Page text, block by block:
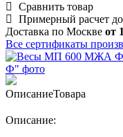
Сравнить товар
Примерный расчет
Доставка по Москве от
Все сертификаты
ОписаниеТовара
Описание: